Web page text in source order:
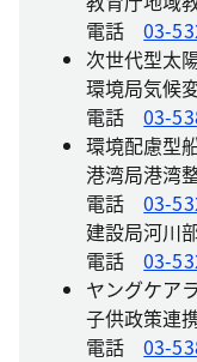
電話03-
次世代型太
環境局気候
電話03-
環境配慮型
港湾局港湾
電話03-
建設局河川
電話03-
ヤングケア
子供政策連
電話03-